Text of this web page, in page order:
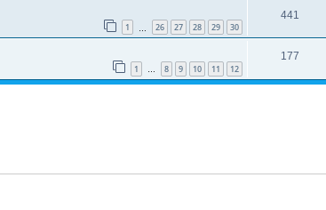
1 26 27 28 29 30
441
1 … 8 9 10 11 12
177